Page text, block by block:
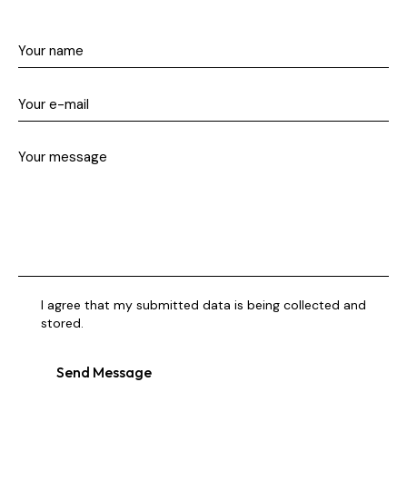
I agree that my submitted data is being collected and
stored.
Send Message